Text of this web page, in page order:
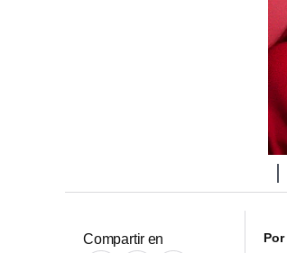
Compartir en Por